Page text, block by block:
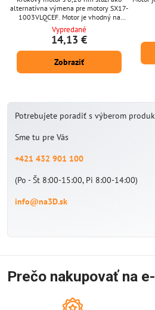
alternatívna výmena pre motory SX17-
1003VLQCEF. Motor je vhodný na
použitie na xyzových osiach pre
extrudéra Odporúčame silnejšiu verziu.
Vypredané
14,13 €
Zobraziť
Potrebujete poradiť s výberom
Sme tu pre Vás
+421 432 901 100
(Po - Št 8:00-15:00, Pi 8:00-14:00)
info@na3D.sk
Prečo nakupovať na